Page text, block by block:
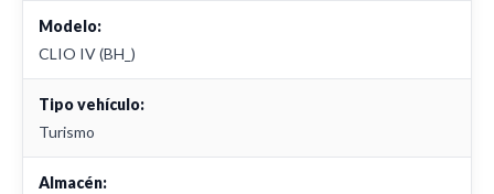
Modelo:
CLIO IV (BH_)
Tipo vehículo:
Turismo
Almacén: